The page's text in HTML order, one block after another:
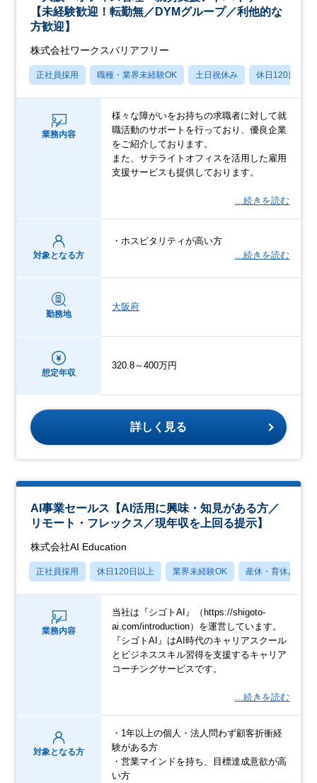
【未経験歓迎！転勤無／DYMグループ／利他的な
方歓迎】
株式会社ワークスバリアフリー
正社員採用 職種・業界未経験OK 土日祝休み 休日120日以上
業務内容
様々な障がいをお持ちの求職者に対して就
職活動のサポートを行っており、優良企業
をご紹介しております。
また、サテライトオフィスを活用した雇用
支援サービスも提供しております。
…続きを読む
対象となる方
・ホスピタリティが高い方
…続きを読む
勤務地
大阪府
想定年収
320.8～400万円
詳しく見る
AI事業セールス【AI活用に興味・知見がある方／
リモート・フレックス／現年収を上回る提示】
株式会社AI Education
正社員採用 休日120日以上 業界未経験OK 産休・育休あり
業務内容
当社は『シゴトAI』（https://shigoto-
ai.com/introduction）を運営しています。
『シゴトAI』はAI時代のキャリアスクール
とビジネススキル習得を支援するキャリア
コーチングサービスです。
…続きを読む
対象となる方
・1年以上の個人・法人問わず顧客折衝経
験がある方
・営業マインドを持ち、目標達成意欲が高
い方